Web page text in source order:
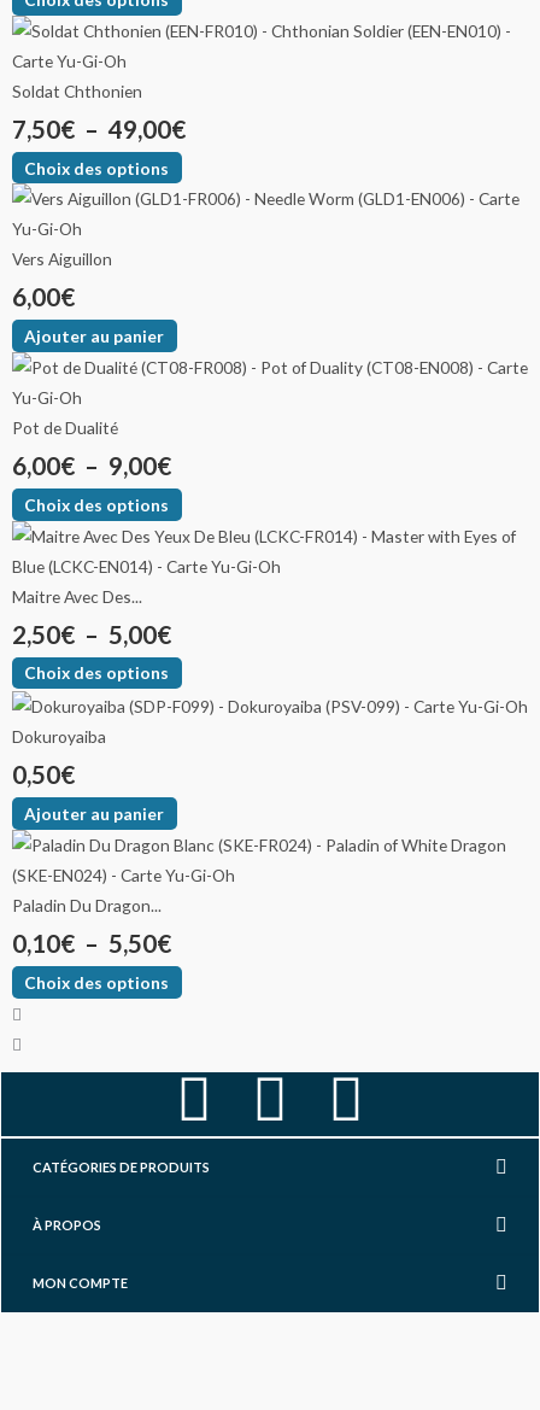
Soldat Chthonien
7,50€ – 49,00€
Choix des options
Vers Aiguillon
6,00€
Ajouter au panier
Pot de Dualité
6,00€ – 9,00€
Choix des options
Maitre Avec Des...
2,50€ – 5,00€
Choix des options
Dokuroyaiba
0,50€
Ajouter au panier
Paladin Du Dragon...
0,10€ – 5,50€
Choix des options
F
a
e
I
t
Y
t
CATÉGORIES DE PRODUITS
À PROPOS
MON COMPTE